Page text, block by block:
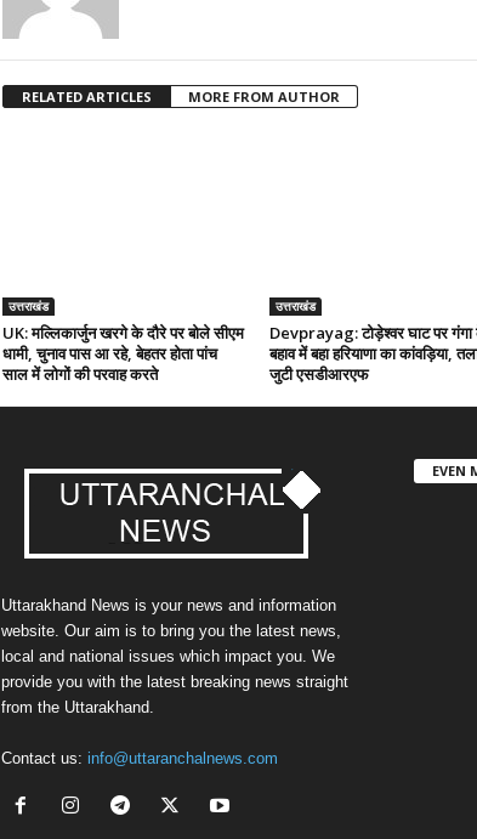
RELATED ARTICLES MORE FROM AUTHOR
उत्तराखंड
UK: मल्लिकार्जुन खरगे के दौरे पर बोले सीएम
धामी, चुनाव पास आ रहे, बेहतर होता पांच
साल में लोगों की परवाह करते
उत्तराखंड
Devprayag: टोड़ेश्वर घाट पर
बहाव में बहा हरियाणा का कांवड़िया,
जुटी एसडीआरएफ
Uttarakhand News is your news and information
website. Our aim is to bring you the latest news,
local and national issues which impact you. We
provide you with the latest breaking news straight
from the Uttarakhand.
Contact us: info@uttaranchalnews.com
EVEN